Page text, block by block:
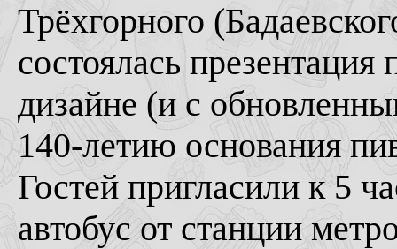
Трёхгорного
состоялась
дизайне (и с
140-летию основания
Гостей пригласили к 5
автобус от станции